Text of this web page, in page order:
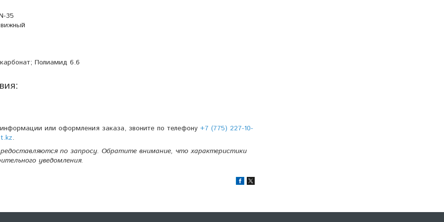
35
Полиамид 6.6
или оформления заказа, звоните по телефону +7 (775) 227-10-
.
по запросу. Обратите внимание, что характеристики
уведомления.